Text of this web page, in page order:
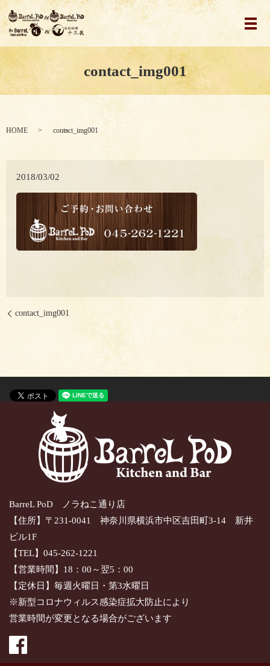
メ
contact_img001
HOME contact_img001
2018/03/02
contact_img001
BarreL PoD ノラねこ通り店
【住所】〒231-0041 神奈川県横浜市中区吉田町3-14 新井
ビル1F
【TEL】045-262-1221
【営業時間】18：00～翌5：00
【定休日】毎週火曜日・第3水曜日
※新型コロナウィルス感染症拡大防止により
営業時間が変更となる場合がございます